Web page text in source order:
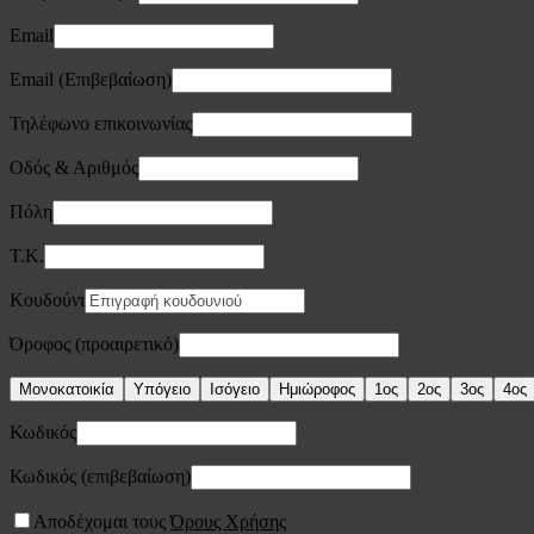
Email
Email (Επιβεβαίωση)
Τηλέφωνο επικοινωνίας
Οδός & Αριθμός
Πόλη
Τ.Κ.
Κουδούνι
Όροφος (προαιρετικό)
Μονοκατοικία Υπόγειο Ισόγειο Ημιώροφος 1ος 2ος 3ος 4ος
Κωδικός
Κωδικός (επιβεβαίωση)
Αποδέχομαι τουςΌρους Χρήσης